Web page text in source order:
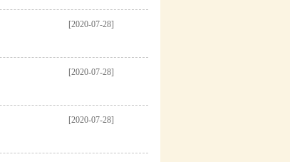
[2020-07-28]
[2020-07-28]
[2020-07-28]